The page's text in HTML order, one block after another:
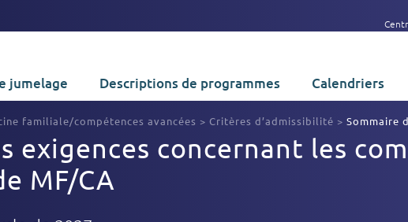
jumelage Descriptions de programmes Calendriers
familiale/compétences avancées > Critères d’admissibilité > Sommaire
exigences concernant les
MF/CA